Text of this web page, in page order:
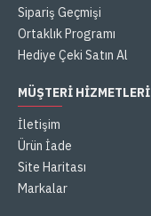
Sipariş Geçmişi
Ortaklık Programı
Hediye Çeki Satın Al
MÜŞTERI HIZMETLERI
İletişim
Ürün İade
Site Haritası
Markalar